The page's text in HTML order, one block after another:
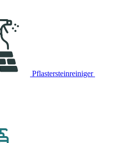
Pflastersteinreiniger